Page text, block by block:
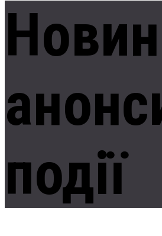
події